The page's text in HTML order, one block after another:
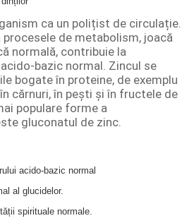
ca un polițist de circulație.
procesele de metabolism, joacă
normală, contribuie la
bazic normal. Zincul se
bogate în proteine, de exemplu
cărnuri, în pești și în fructele de
populare forme a
gluconatul de zinc.
acido-bazic normal
al glucidelor.
spirituale normale.